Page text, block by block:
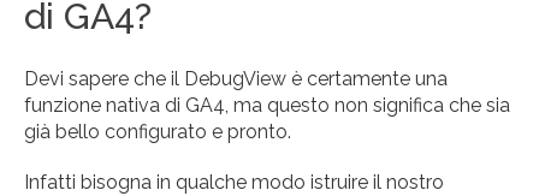
di GA4?
Devi sapere che il DebugView è certamente una
funzione nativa di GA4, ma questo non significa che sia
già bello configurato e pronto.
Infatti bisogna in qualche modo istruire il nostro